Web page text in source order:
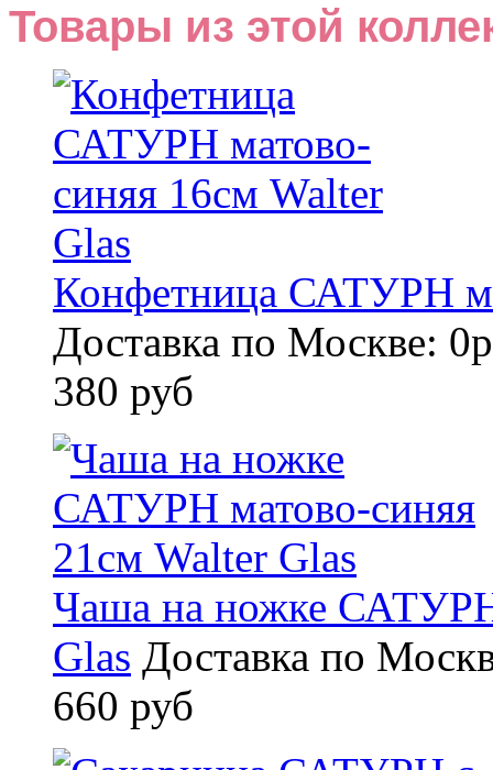
Товары из этой
Конфетница САТУРН
Доставка по Москве:
380 руб
Чаша на ножке
Glas Доставка по
660 руб